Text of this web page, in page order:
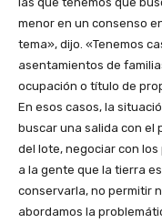
menor en un consenso
tema», dijo. «Tenemos
asentamientos de
ocupación o título de
En esos casos, la
buscar una salida con el
del lote, negociar con
a la gente que la tierra
conservarla, no permitir
abordamos la